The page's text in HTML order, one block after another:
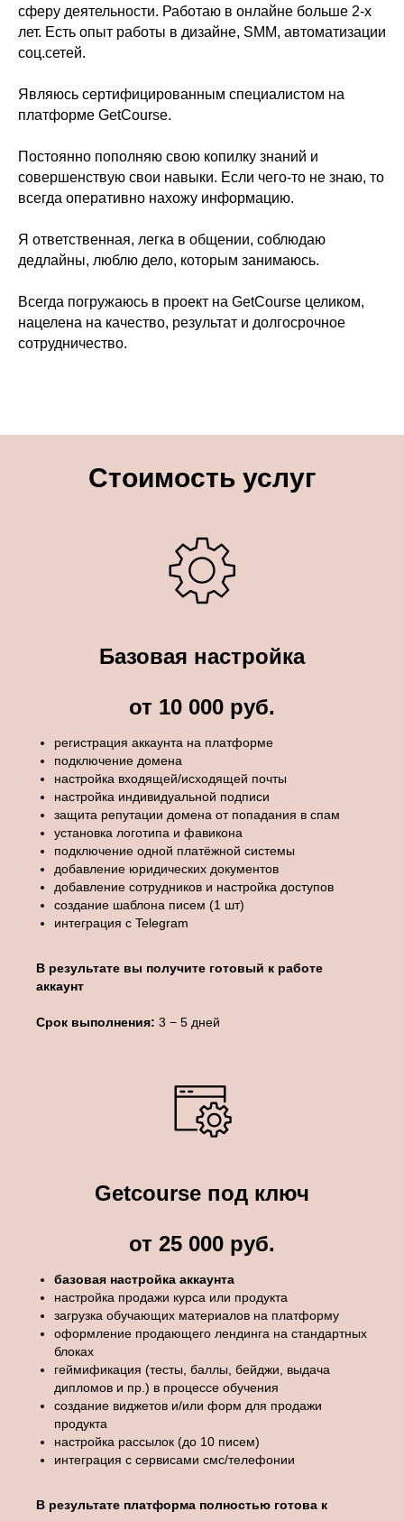
сферу деятельности. Работаю в онлайне больше 2-х
лет. Есть опыт работы в дизайне, SMM, автоматизации
соц.сетей.
Являюсь сертифицированным специалистом на
платформе GetCourse.
Постоянно пополняю свою копилку знаний и
совершенствую свои навыки. Если чего-то не знаю, то
всегда оперативно нахожу информацию.
Я ответственная, легка в общении, соблюдаю
дедлайны, люблю дело, которым занимаюсь.
Всегда погружаюсь в проект на GetCourse целиком,
нацелена на качество, результат и долгосрочное
сотрудничество.
Стоимость услуг
Базовая настройка
от 10 000 руб.
регистрация аккаунта на платформе
подключение домена
настройка входящей/исходящей почты
настройка индивидуальной подписи
защита репутации домена от попадания в спам
установка логотипа и фавикона
подключение одной платёжной системы
добавление юридических документов
добавление сотрудников и настройка доступов
создание шаблона писем (1 шт)
интеграция с Telegram
В результате вы получите готовый к работе
аккаунт
Срок выполнения: 3 − 5 дней
Getcourse под ключ
от 25 000 руб.
базовая настройка аккаунта
настройка продажи курса или продукта
загрузка обучающих материалов на платформу
оформление продающего лендинга на стандартных
блоках
геймификация (тесты, баллы, бейджи, выдача
дипломов и пр.) в процессе обучения
создание виджетов и/или форм для продажи
продукта
настройка рассылок (до 10 писем)
интеграция с сервисами смс/телефонии
В результате платформа полностью готова к